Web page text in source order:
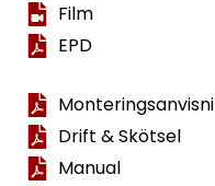
Film
EPD
Drift & Skötsel
Manual